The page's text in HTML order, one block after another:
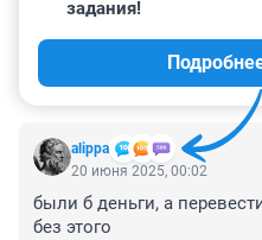
20 июня 2025, 09:16
Здорово, что сразу
мошенников функцию!
alippa
задания!
20 июня 2025, 00:02
были б деньги, а
без этого